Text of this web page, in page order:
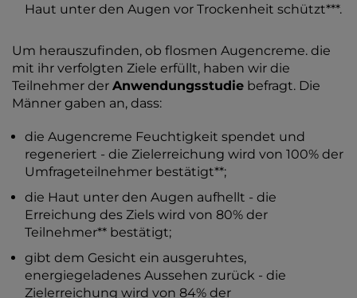
Haut unter den Augen vor Trockenheit schützt***.
Um herauszufinden, ob flosmen Augencreme. die
mit ihr verfolgten Ziele erfüllt, haben wir die
Teilnehmer der Anwendungsstudie befragt. Die
Männer gaben an, dass:
die Augencreme Feuchtigkeit spendet und
regeneriert - die Zielerreichung wird von 100% der
Umfrageteilnehmer bestätigt**;
die Haut unter den Augen aufhellt - die
Erreichung des Ziels wird von 80% der
Teilnehmer** bestätigt;
gibt dem Gesicht ein ausgeruhtes,
energiegeladenes Aussehen zurück - die
Zielerreichung wird von 84% der